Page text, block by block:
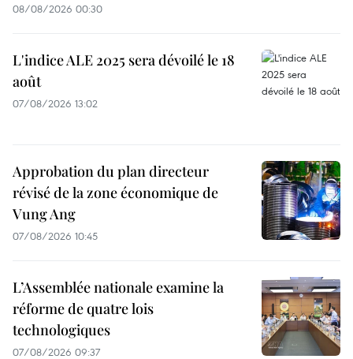
08/08/2026 00:30
L'indice ALE 2025 sera dévoilé le 18
août
07/08/2026 13:02
Approbation du plan directeur
révisé de la zone économique de
Vung Ang
07/08/2026 10:45
L’Assemblée nationale examine la
réforme de quatre lois
technologiques
07/08/2026 09:37